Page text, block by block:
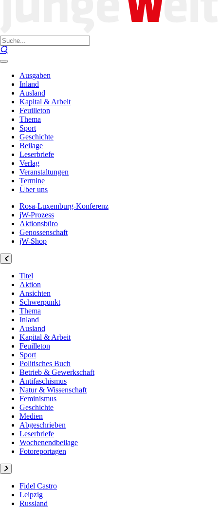
Ausgaben
Inland
Ausland
Kapital & Arbeit
Feuilleton
Thema
Sport
Geschichte
Beilage
Leserbriefe
Verlag
Veranstaltungen
Termine
Über uns
Rosa-Luxemburg-Konferenz
jW-Prozess
Aktionsbüro
Genossenschaft
jW-Shop
Titel
Aktion
Ansichten
Schwerpunkt
Thema
Inland
Ausland
Kapital & Arbeit
Feuilleton
Sport
Politisches Buch
Betrieb & Gewerkschaft
Antifaschismus
Natur & Wissenschaft
Feminismus
Geschichte
Medien
Abgeschrieben
Leserbriefe
Wochenendbeilage
Fotoreportagen
Fidel Castro
Leipzig
Russland